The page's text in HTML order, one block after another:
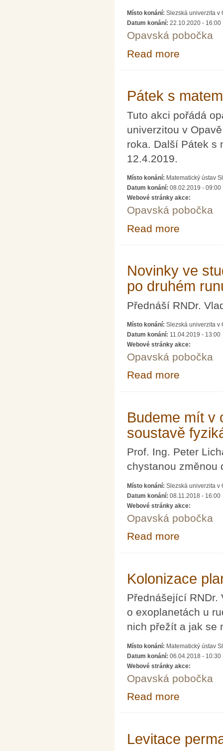
Místo konání: Slezská univerzita v
Datum konání: 22.10.2020 - 16:00
Opavská pobočka
Read more
Pátek s
Tuto akci pořádá
univerzitou v
roka. Další Pátek s
12.4.2019.
Místo konání: Matematický ústav
Datum konání: 08.02.2019 - 09:00
Webové stránky akce:
Opavská pobočka
Read more
Novinky ve
po druhém
Přednáší RNDr.
Místo konání: Slezská univerzita v
Datum konání: 11.04.2019 - 13:00
Webové stránky akce:
Opavská pobočka
Read more
Budeme mít v
soustavě
Prof. Ing. Peter
chystanou změnou
Místo konání: Slezská univerzita v
Datum konání: 08.11.2018 - 16:00
Webové stránky akce:
Opavská pobočka
Read more
Kolonizace
Přednášející RNDr.
o exoplanetách u
nich přežít a jak se
Místo konání: Matematický ústav
Datum konání: 06.04.2018 - 10:30
Webové stránky akce:
Opavská pobočka
Read more
Levitace